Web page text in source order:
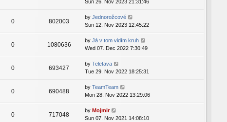
Sun 26. Nov 2023 21:31:46
0 802003
by Jednorožcové
Sun 12. Nov 2023 12:45:22
0 1080636
by Já v tom vidím kruh
Wed 07. Dec 2022 7:30:49
0 693427
by Teletava
Tue 29. Nov 2022 18:25:31
0 690488
by TeamTeam
Mon 28. Nov 2022 13:29:06
0 717048
by Mojmir
Sun 07. Nov 2021 14:08:10